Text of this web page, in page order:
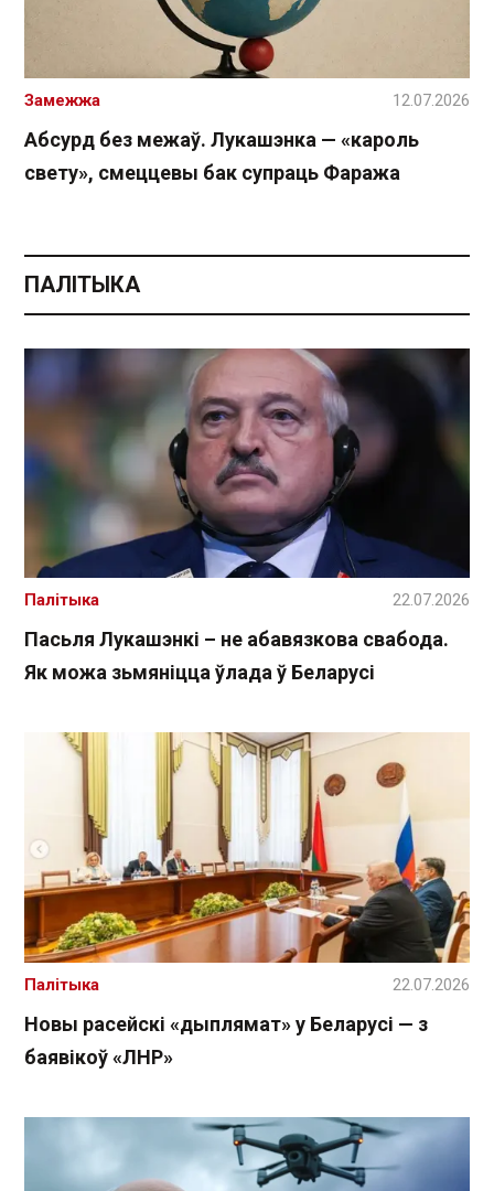
Абсурд без межаў. Лукашэнка — «кароль
свету», смеццевы бак супраць Фаража
Замежжа 12.07.2026
ПАЛІТЫКА
Пасьля Лукашэнкі – не абавязкова свабода.
Як можа зьмяніцца ўлада ў Беларусі
Палітыка 22.07.2026
Новы расейскі «дыплямат» у Беларусі — з
баявікоў «ЛНР»
Палітыка 22.07.2026